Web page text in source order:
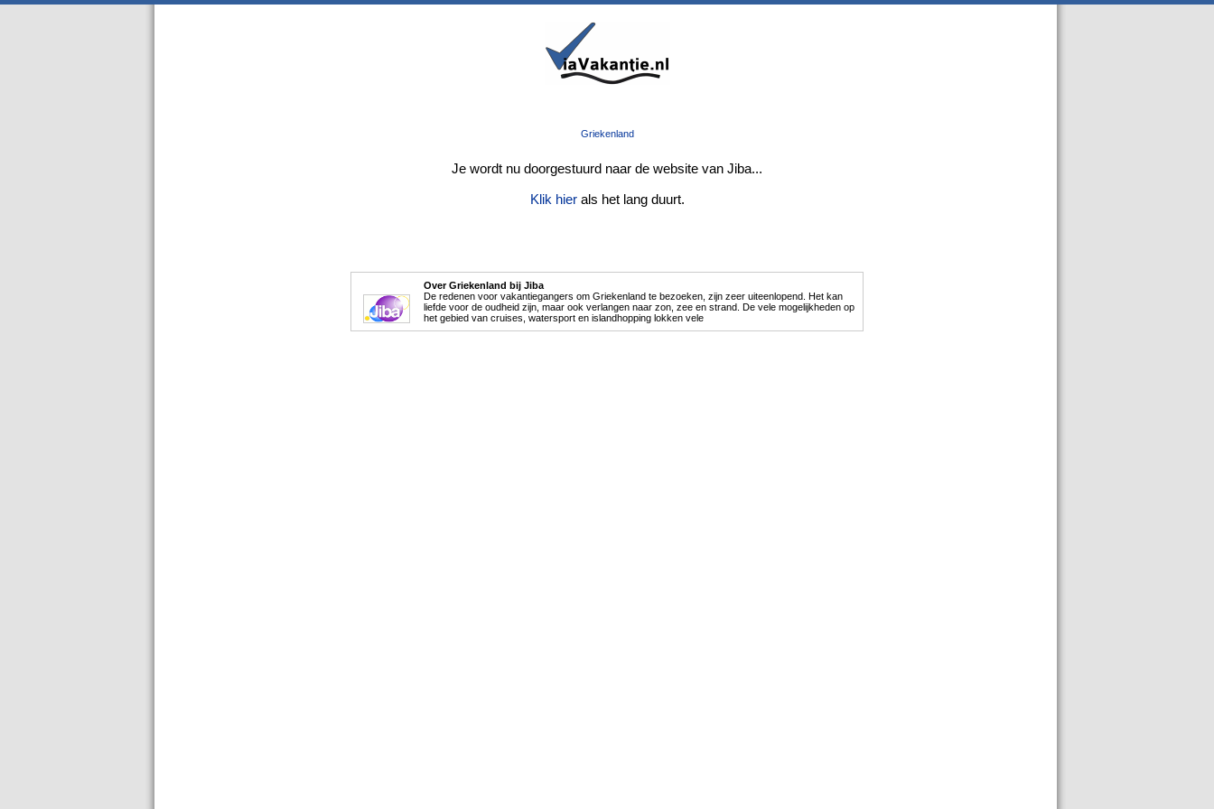
Griekenland
Je wordt nu doorgestuurd naar de website van Jiba...
Klik hierals het lang duurt.
Over Griekenland bij Jiba
De redenen voor vakantiegangers om Griekenland te bezoeken, zijn zeer uiteenlopend. Het kan
liefde voor de oudheid zijn, maar ook verlangen naar zon, zee en strand. De vele mogelijkheden op
het gebied van cruises, watersport en islandhopping lokken vele